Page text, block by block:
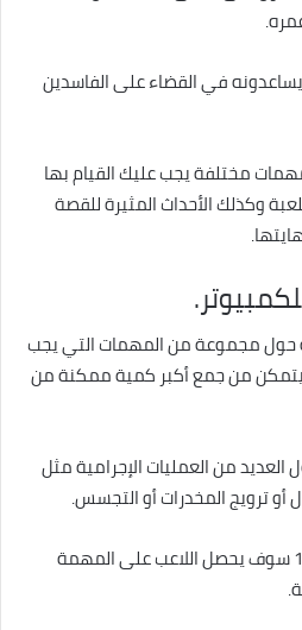
في القضاء على الفاسدين
مختلفة يجب عليك القيام بها
وكذلك الأحداث المثيرة للقصة
10 الأساسية حول مجموعة من المهمات التي يجب
من جمع أكبر كمية ممكنة من
من العمليات الإجرامية مثل
أو ترويج المخدرات أو التجسس.
وفي بداية تشغيل لعبة جاتا 10 سوف يحصل اللاعب على المهمة